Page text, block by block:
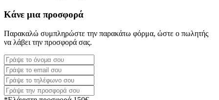
Κάνε μια προσφορά
Παρακαλώ συμπληρώστε την παρακάτω φόρμα, ώστε ο πωλητής
να λάβει την προσφορά σας.